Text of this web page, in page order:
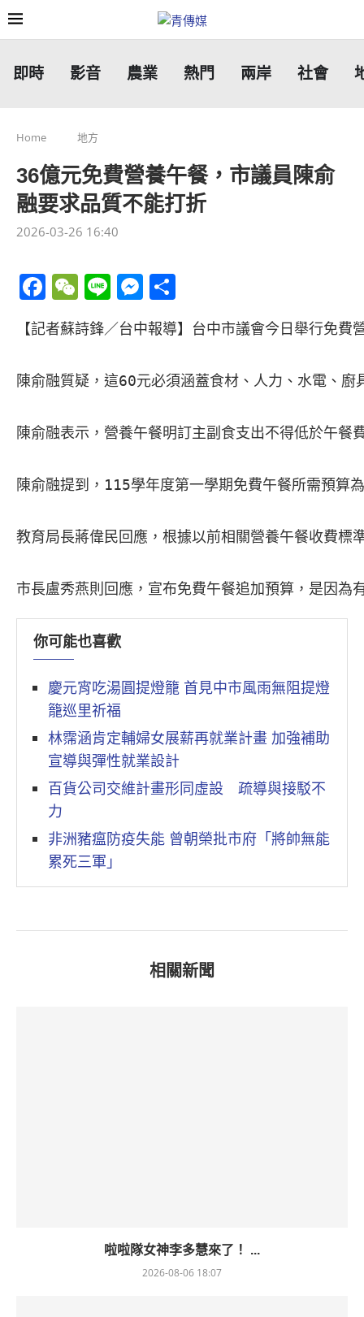
即時 影音 農業 熱門 兩岸 社會
Home 地方
36億元免費營養午餐，市議員陳俞
融要求品質不能打折
2026-03-26 16:40
Facebook
WeChat
LineMessenger
享
【記者蘇詩鋒／台中報導】台中市議會今日舉行免
陳俞融質疑，這60元必須涵蓋食材、人力、水電、
陳俞融表示，營養午餐明訂主副食支出不得低於午
陳俞融提到，115學年度第一學期免費午餐所需預
教育局長蔣偉民回應，根據以前相關營養午餐收費
市長盧秀燕則回應，宣布免費午餐追加預算，是因
你可能也喜歡
慶元宵吃湯圓提燈籠 首見中市風雨無阻提燈
籠巡里祈福
林霈涵肯定輔婦女展薪再就業計畫 加強補助
宣導與彈性就業設計
百貨公司交維計畫形同虛設 疏導與接駁不
力
非洲豬瘟防疫失能 曾朝榮批市府「將帥無能
累死三軍」
相關新聞
啦啦隊女神李多慧來了！ ...
2026-08-06 18:07